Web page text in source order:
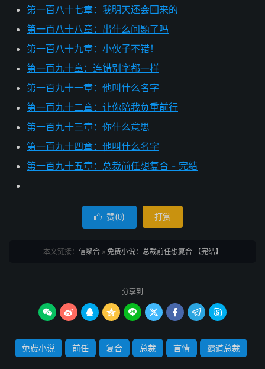
第一百八十七章：我明天还会回来的
第一百八十八章：出什么问题了吗
第一百八十九章：小伙子不错！
第一百九十章：连错别字都一样
第一百九十一章：他叫什么名字
第一百九十二章：让你陪我负重前行
第一百九十三章：你什么意思
第一百九十四章：他叫什么名字
第一百九十五章：总裁前任想复合 - 完结
 赞(0) 打赏
本文链接： 信聚合» 免费小说：总裁前任想复合 【完结】
分享到
        
免费小说 前任 复合 总裁 言情 霸道总裁